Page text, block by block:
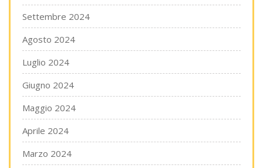
Settembre 2024
Agosto 2024
Luglio 2024
Giugno 2024
Maggio 2024
Aprile 2024
Marzo 2024